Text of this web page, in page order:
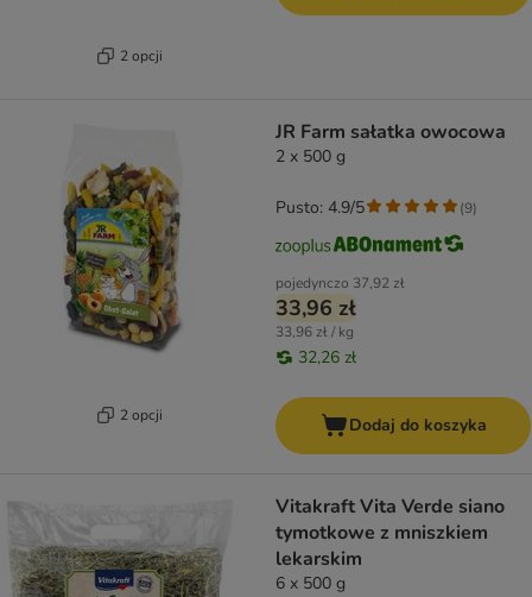
2 opcji
2 opcji
JR Farm sałatka owocowa
2 x 500 g
pojedynczo 37,92 zł
33,96 zł
33,96 zł / kg
32,26 zł
Pusto: 4.9/5 (9)
Dodaj do koszyka
Vitakraft Vita Verde siano
tymotkowe z mniszkiem
lekarskim
6 x 500 g